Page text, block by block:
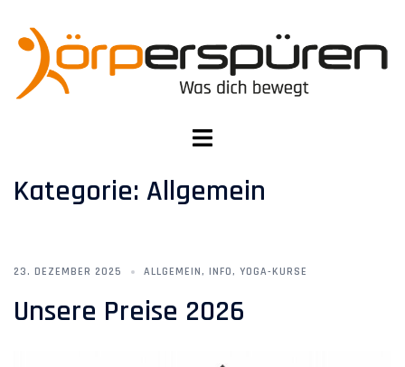
Inhalt
springen
Menü
Kategorie: Allgemein
23. DEZEMBER 2025 ALLGEMEIN, INFO, YOGA-KURSE
Unsere Preise 2026